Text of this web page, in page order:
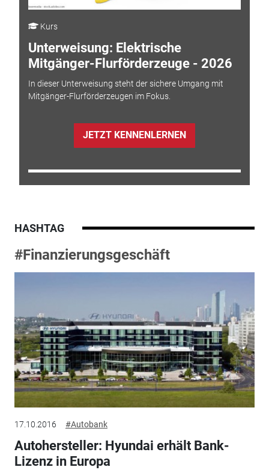
Kurs
Unterweisung: Elektrische
Mitgänger-Flurförderzeuge - 2026
In dieser Unterweisung steht der sichere Umgang mit
Mitgänger-Flurförderzeugen im Fokus.
JETZT KENNENLERNEN
HASHTAG
#Finanzierungsgeschäft
17.10.2016 #Autobank
Autohersteller: Hyundai erhält Bank-
Lizenz in Europa